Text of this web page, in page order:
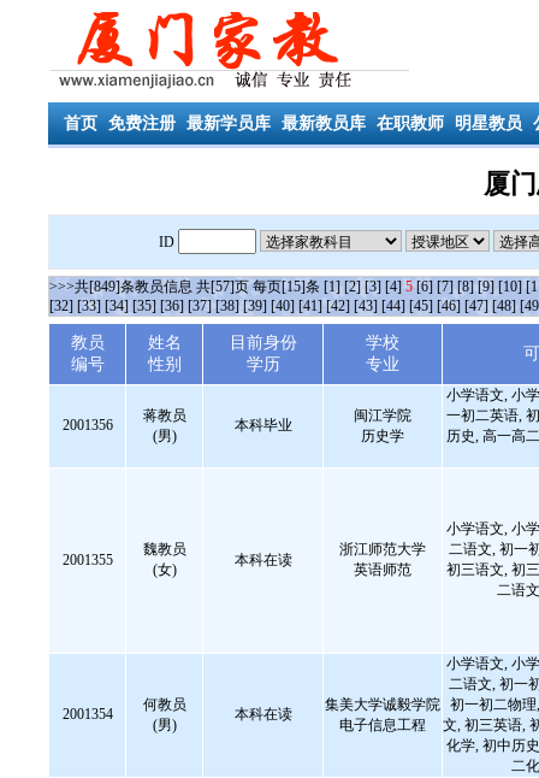
首页 免费注册 最新学员库 最新教员库 在职教师 明星教员
厦
ID
>>>共[849]条教员信息 共[57]页 每页[15]条 [1] [2] [3] [4] 5 [6] [7] [8] [9] [10]
[32] [33] [34] [35] [36] [37] [38] [39] [40] [41] [42] [43] [44] [45] [46] [47] [48]
教员
编号
姓名
性别
目前身份
学历
学校
专业
2001356
蒋教员
(男)
本科毕业
闽江学院
历史学
小学语文, 小
一初二英语,
历史, 高一高
2001355
魏教员
(女)
本科在读
浙江师范大学
英语师范
小学语文, 小
二语文, 初一
初三语文, 初
二语
2001354
何教员
(男)
本科在读
集美大学诚毅学院
电子信息工程
小学语文, 小
二语文, 初一
初一初二物
文, 初三英语,
化学, 初中历
二